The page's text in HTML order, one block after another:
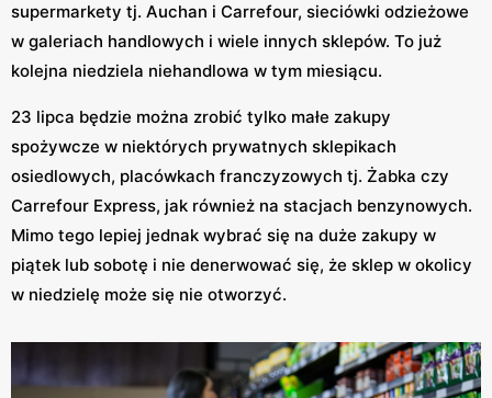
supermarkety tj. Auchan i Carrefour, sieciówki odzieżowe
w galeriach handlowych i wiele innych sklepów. To już
kolejna niedziela niehandlowa w tym miesiącu.
23 lipca będzie można zrobić tylko małe zakupy
spożywcze w niektórych prywatnych sklepikach
osiedlowych, placówkach franczyzowych tj. Żabka czy
Carrefour Express, jak również na stacjach benzynowych.
Mimo tego lepiej jednak wybrać się na duże zakupy w
piątek lub sobotę i nie denerwować się, że sklep w okolicy
w niedzielę może się nie otworzyć.